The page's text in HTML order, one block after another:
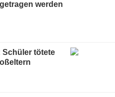
werden
Schüler tötete